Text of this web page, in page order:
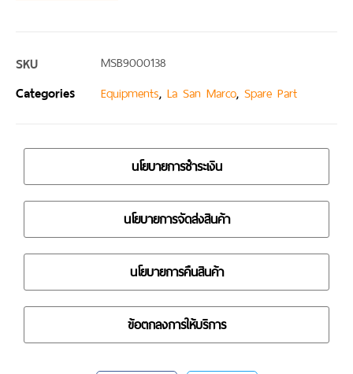
SKU MSB9000138
Categories Equipments, La San Marco, Spare Part
นโยบายการชำระเงิน
นโยบายการจัดส่งสินค้า
นโยบายการคืนสินค้า
ข้อตกลงการให้บริการ